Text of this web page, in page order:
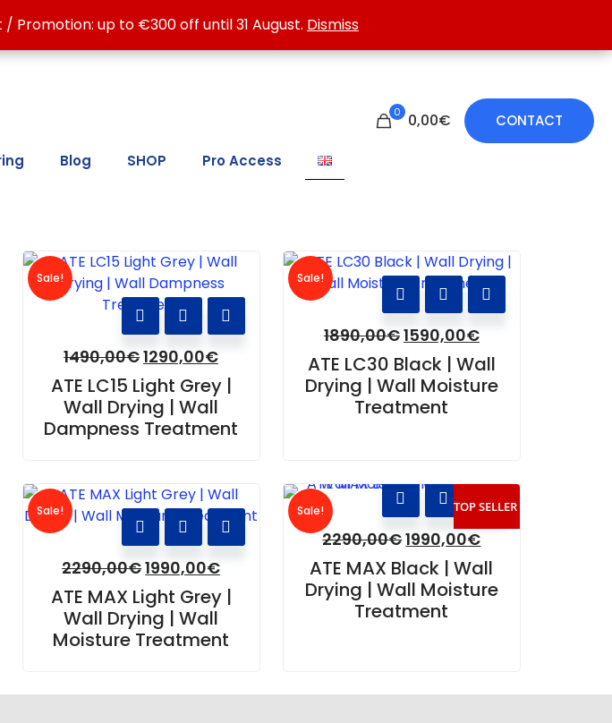
ATG LC15 and ATG LC30, for treating damp walls.
Blog SHOP Pro Access
0 0,00€ CONTACT
Sale!
1490,00€1290,00€
ATE LC15 Light Grey |
Wall Drying | Wall
Dampness Treatment
Sale!
1890,00€1590,00€
ATE LC30 Black | Wall
Drying | Wall Moisture
Treatment
Sale!
2290,00€1990,00€
ATE MAX Light Grey |
Wall Drying | Wall
Moisture Treatment
Sale! TOP SELLER
2290,00€1990,00€
ATE MAX Black | Wall
Drying | Wall Moisture
Treatment
/ Promotion: up to €300 off until 31 August. Dismiss
/ Promotion: up to €300 off until 31 August. Dismiss